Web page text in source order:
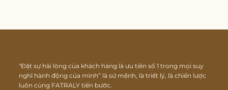
"Đặt sự hài lòng của khách hàng là ưu tiên số 1 trong mọi suy
nghĩ hành động của mình” là sứ mệnh, là triết lý, là chiến lược
luôn cùng FATRALY tiến bước.